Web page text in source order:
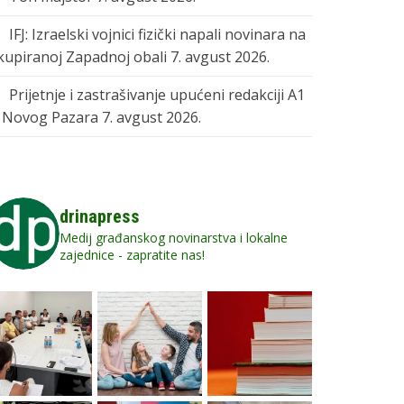
IFJ: Izraelski vojnici fizički napali novinara na
Zapadnoj obali 7. avgust 2026.
Prijetnje i zastrašivanje upućeni redakciji A1
Pazara 7. avgust 2026.
drinapress
Medij građanskog novinarstva i lokalne
zajednice - zapratite nas!